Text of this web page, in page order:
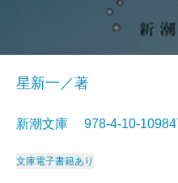
星新一／著
新潮文庫 978-4-10-
文庫電子書籍あり